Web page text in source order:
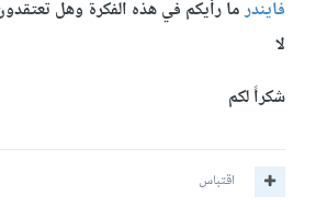
فايندرما رأيكم في هذه الفكرة وهل
لا
شكراً لكم
اقتباس